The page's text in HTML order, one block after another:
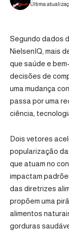
Última
Segundo dados
NielsenIQ, mais
que saúde e
decisões de
uma mudança
passa por uma
ciência,
Dois vetores
popularização
que atuam no
impactam
das diretrizes
propõem uma
alimentos
gorduras